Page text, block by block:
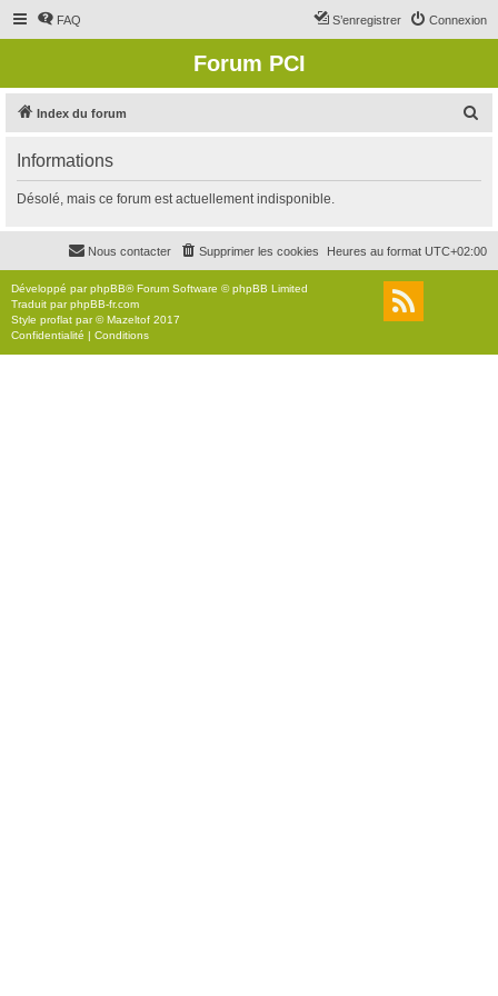
FAQ Connexion
S’enregistrer
Forum PCI
Index du forum
r
c
r
Informations
Désolé, mais ce forum est actuellement indisponible.
Heures au format UTC+02:00
Supprimer les cookies
Nous contacter
Développé parphpBB® Forum Software © phpBB Limited
Traduit parphpBB-fr.com
Style proflat par ©Mazeltof 2017
Confidentialité | Conditions